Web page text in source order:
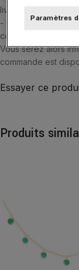
livraison est offerte
- Belgique. Si vous
conseiller, vous
Vous serez alors
commande est
Essayer ce
Produits
Paramètres